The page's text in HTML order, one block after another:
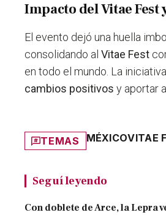
Impacto del Vitae Fest
El evento dejó una huella
consolidando alVitae Fest
en todo el mundo. La
cambios positivos y aportar
TEMAS MÉXICOVITAE
Seguí leyendo
Con doblete de Arce, la Lepra